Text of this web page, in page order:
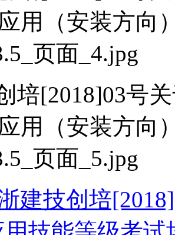
建技创培